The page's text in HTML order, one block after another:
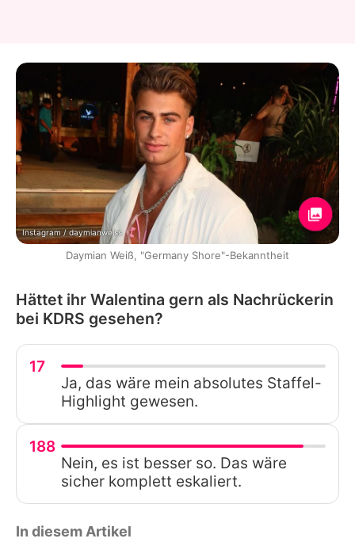
Instagram / daymianweiss
Daymian Weiß, "Germany Shore"-Bekanntheit
Hättet ihr Walentina gern als Nachrückerin
bei KDRS gesehen?
17
Ja, das wäre mein absolutes Staffel-
Highlight gewesen.
188
Nein, es ist besser so. Das wäre
sicher komplett eskaliert.
In diesem Artikel